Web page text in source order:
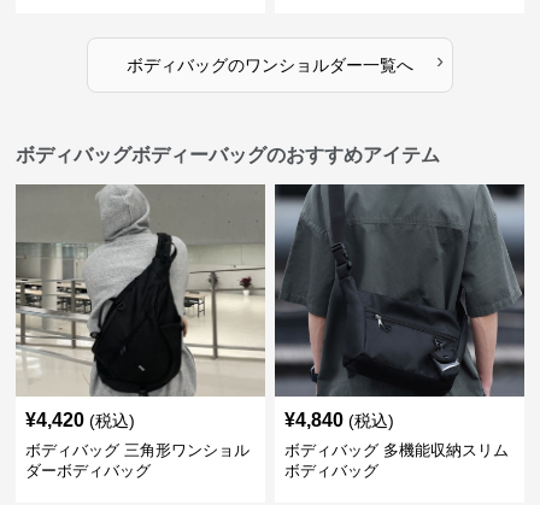
ボディバッグのワンショルダー一覧へ ›
ボディバッグボディーバッグのおすすめアイテム
¥4,420 (税込)
ボディバッグ 三角形ワンショル
ダーボディバッグ
¥4,840 (税込)
ボディバッグ 多機能収納スリム
ボディバッグ